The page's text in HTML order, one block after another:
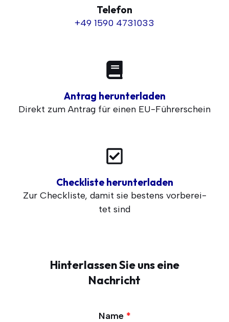
Telefon
+49 1590 4731033
Antrag herunterladen
Direkt zum Antrag für einen EU-Führerschein
Checkliste herunterladen
Zur Check­lis­te, damit sie bes­tens vor­be­rei­
tet sind
Hinterlassen Sie uns eine
Nachricht
Name *